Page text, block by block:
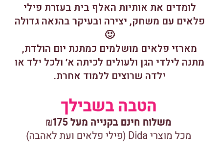
לומדים את אותיות האלף בית בעזרת פילי
פלאים עם משחק, יצירה ובעיקר בהנאה גדולה
🙂
מארזי פלאים מושלמים כמתנת יום הולדת,
מתנה לילדי הגן ולעולים לכיתה א׳ ולכל ילד או
ילדה שרוצים ללמוד אחרת.